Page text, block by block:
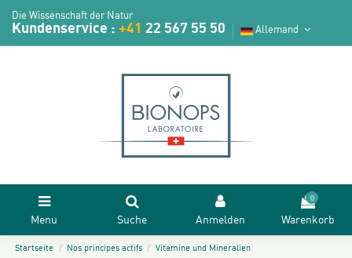
Die Wissenschaft der Natur
Kundenservice : +41 22 567 55 50 Allemand
Menu Suche Anmelden
0
Warenkorb
Startseite Nos principes actifs Vitamine und Mineralien